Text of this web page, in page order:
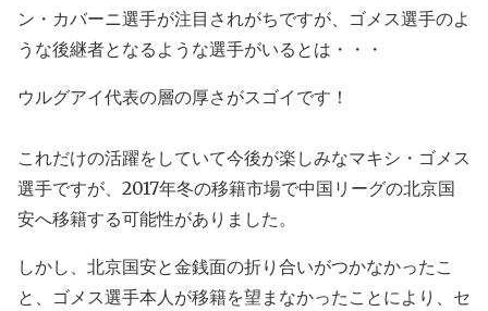
ン・カバーニ選手が注目されがちですが、ゴメス選手のよ
うな後継者となるような選手がいるとは・・・
ウルグアイ代表の層の厚さがスゴイです！
これだけの活躍をしていて今後が楽しみなマキシ・ゴメス
選手ですが、2017年冬の移籍市場で中国リーグの北京国
安へ移籍する可能性がありました。
しかし、北京国安と金銭面の折り合いがつかなかったこ
と、ゴメス選手本人が移籍を望まなかったことにより、セ